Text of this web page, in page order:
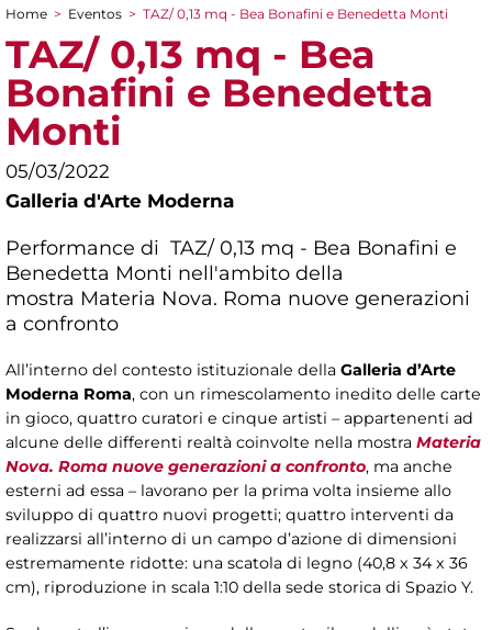
You are here
Home > Eventos > TAZ/ 0,13 mq - Bea Bonafini e Benedetta Monti
TAZ/ 0,13 mq - Bea
Bonafini e Benedetta
Monti
05/03/2022
Galleria d'Arte Moderna
Performance di TAZ/ 0,13 mq - Bea Bonafini e
Benedetta Monti nell'ambito della
mostra Materia Nova. Roma nuove generazioni
a confronto
All’interno del contesto istituzionale della Galleria d’Arte
Moderna Roma, con un rimescolamento inedito delle carte
in gioco, quattro curatori e cinque artisti – appartenenti ad
alcune delle differenti realtà coinvolte nella mostra Materia
Nova. Roma nuove generazioni a confronto, ma anche
esterni ad essa – lavorano per la prima volta insieme allo
sviluppo di quattro nuovi progetti; quattro interventi da
realizzarsi all’interno di un campo d’azione di dimensioni
estremamente ridotte: una scatola di legno (40,8 x 34 x 36
cm), riproduzione in scala 1:10 della sede storica di Spazio Y.